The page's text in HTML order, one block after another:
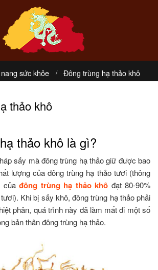
sức khỏe Đông trùng hạ thảo khô
thảo khô
thảo khô là gì?
sấy mà đông trùng hạ thảo giữ được bao
lượng của đông trùng hạ thảo tươi (thông
của đông trùng hạ thảo khô đạt 80-90%
Khi bị sấy khô, đông trùng hạ thảo phải
phân, quá trình này đã làm mất đi một số
bản thân đông trùng hạ thảo.